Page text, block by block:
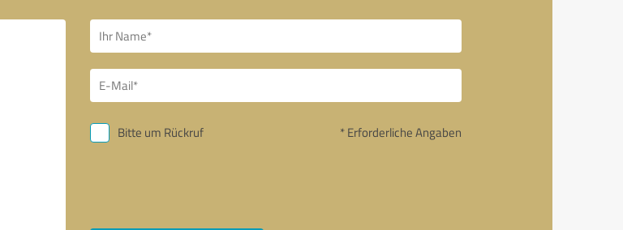
Bitte um Rückruf * Erforderliche Angaben